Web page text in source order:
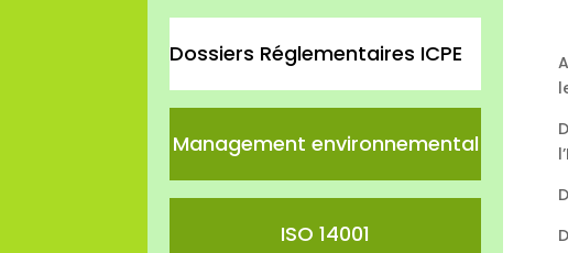
Dossiers Réglementaires ICPE
Management environnemental
ISO 14001